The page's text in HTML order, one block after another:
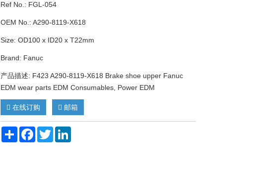
Ref No.: FGL-054
OEM No.: A290-8119-X618
Size: OD100 x ID20 x T22mm
Brand: Fanuc
产品描述: F423 A290-8119-X618 Brake shoe upper Fanuc
EDM wear parts EDM Consumables, Power EDM
在线订购 邮箱
Share FacebookTwitter